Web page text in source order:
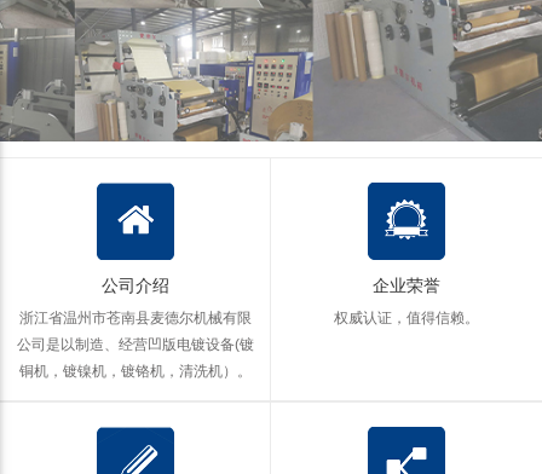
公司介绍
浙江省温州市苍南县麦德尔机械有限
公司是以制造、经营凹版电镀设备(镀
铜机，镀镍机，镀铬机，清洗机）。
企业荣誉
权威认证，值得信赖。